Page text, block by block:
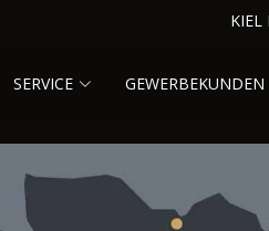
KIEL I
SERVICE GEWERBEKUNDEN